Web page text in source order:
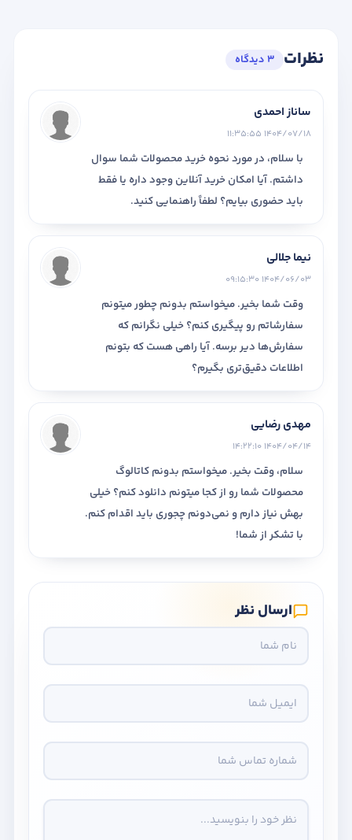
نظرات 3 دیدگاه
ساناز احمدی
1404/07/18 11:35:55
با سلام، در مورد نحوه خرید محصولات شما سوال
داشتم. آیا امکان خرید آنلاین وجود داره یا فقط
باید حضوری بیایم؟ لطفاً راهنمایی کنید.
نیما جلالی
1404/06/03 09:15:30
وقت شما بخیر. میخواستم بدونم چطور میتونم
سفارشاتم رو پیگیری کنم؟ خیلی نگرانم که
سفارش‌ها دیر برسه. آیا راهی هست که بتونم
اطلاعات دقیق‌تری بگیرم؟
مهدی رضایی
1404/04/14 14:22:10
سلام، وقت بخیر. میخواستم بدونم کاتالوگ
محصولات شما رو از کجا میتونم دانلود کنم؟ خیلی
بهش نیاز دارم و نمی‌دونم چجوری باید اقدام کنم.
با تشکر از شما!
ارسال نظر